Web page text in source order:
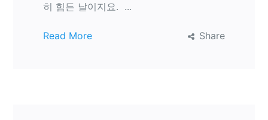
히 힘든 날이지요. ...
Read More Share